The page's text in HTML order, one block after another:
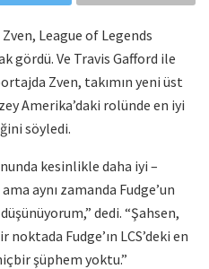
League of Legends
gördü. Ve Travis Gafford ile
Zven, takımın yeni üst
Amerika’daki rolünde en iyi
söyledi.
kesinlikle daha iyi –
aynı zamanda Fudge’un
dedi. “Şahsen,
Fudge’ın LCS’deki en
şüphem yoktu.”